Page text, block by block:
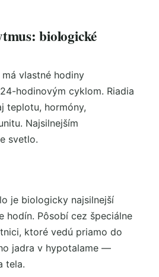
biologické
vlastné hodiny
hodinovým cyklom. Riadia
teplotu, hormóny,
Najsilnejším
svetlo.
je biologicky najsilnejší
hodín. Pôsobí cez špeciálne
ktoré vedú priamo do
jadra v hypotalame —
tela.